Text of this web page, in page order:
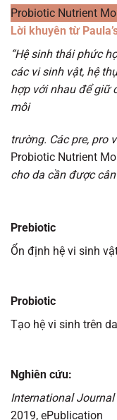
Probiotic Nutrient
Lời khuyên từ
“Hệ sinh thái phức
các vi sinh vật, hệ
hợp với nhau để giữ
môi
trường. Các pre, pro
Probiotic Nutrient
cho da cần được cân
Prebiotic
Ổn định hệ vi sinh
Probiotic
Tạo hệ vi sinh trên da
Nghiên cứu:
International
2019, ePublication